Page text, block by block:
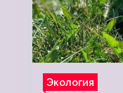
Экология